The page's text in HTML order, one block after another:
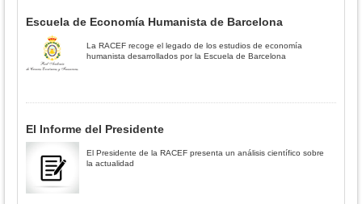
Escuela de Economía Humanista de Barcelona
La RACEF recoge el legado de los estudios de economía
humanista desarrollados por la Escuela de Barcelona
El Informe del Presidente
El Presidente de la RACEF presenta un análisis científico sobre
la actualidad